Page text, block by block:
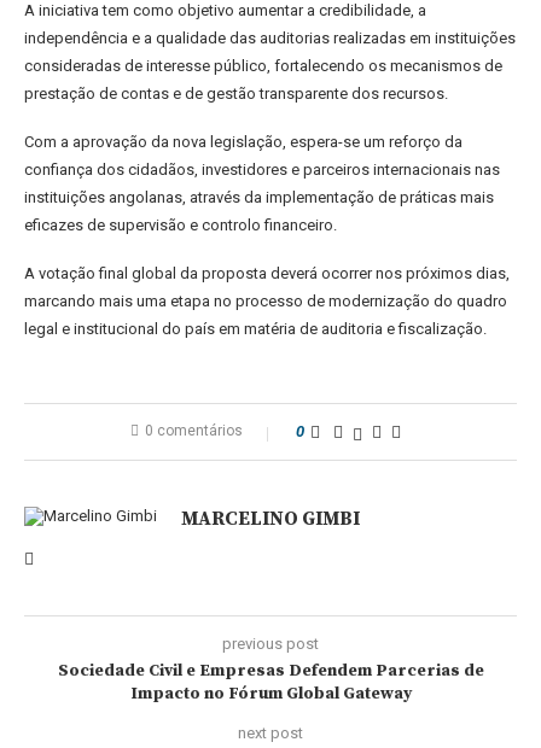
A iniciativa tem como objetivo aumentar a credibilidade, a
independência e a qualidade das auditorias realizadas em instituições
consideradas de interesse público, fortalecendo os mecanismos de
prestação de contas e de gestão transparente dos recursos.
Com a aprovação da nova legislação, espera-se um reforço da
confiança dos cidadãos, investidores e parceiros internacionais nas
instituições angolanas, através da implementação de práticas mais
eficazes de supervisão e controlo financeiro.
A votação final global da proposta deverá ocorrer nos próximos dias,
marcando mais uma etapa no processo de modernização do quadro
legal e institucional do país em matéria de auditoria e fiscalização.
0 comentários 0
MARCELINO GIMBI
previous post
Sociedade Civil e Empresas Defendem Parcerias de
Impacto no Fórum Global Gateway
next post